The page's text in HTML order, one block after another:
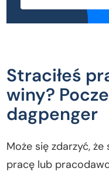
Straciłeś
winy?
dagpenger
Może się zdarzyć,
pracę lub